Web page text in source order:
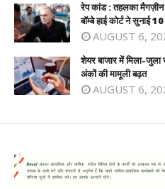
रेप कांड : तहलका मैगज़ीन
बॉम्बे हाई कोर्ट ने सुनाई
AUGUST 6,
शेयर बाजार में मिला-
अंकों की मामूली बढ़त
AUGUST 6,